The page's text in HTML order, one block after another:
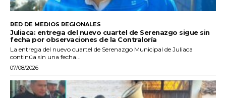
RED DE MEDIOS REGIONALES
Juliaca: entrega del nuevo cuartel de Serenazgo sigue sin
fecha por observaciones de la Contraloría
La entrega del nuevo cuartel de Serenazgo Municipal de Juliaca
continúa sin una fecha...
07/08/2026